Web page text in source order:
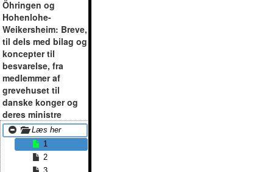
Öhringen og
Hohenlohe-
Weikersheim: Breve,
til dels med bilag og
koncepter til
besvarelse, fra
medlemmer af
grevehuset til
danske konger og
deres ministre
Læs her
1
2